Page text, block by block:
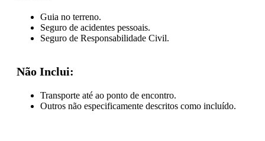
Guia no terreno.
Seguro de acidentes pessoais.
Seguro de Responsabilidade Civil.
Não Inclui:
Transporte até ao ponto de encontro.
Outros não especificamente descritos como incluído.